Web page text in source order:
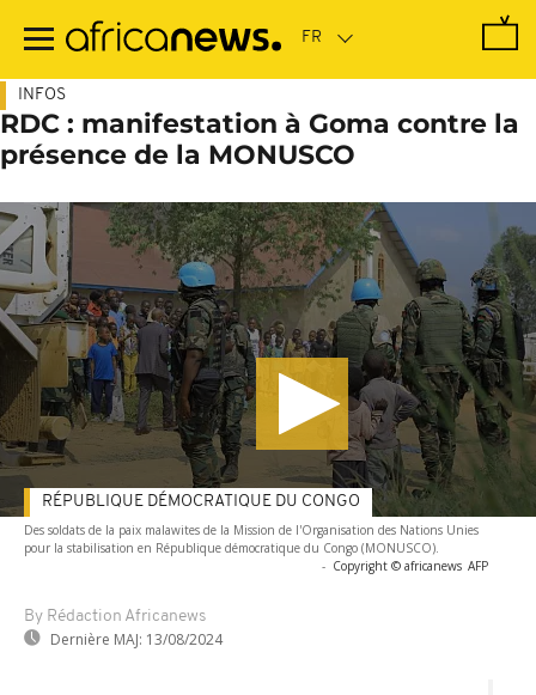
contenu
INFOS
RDC : manifestation à Goma contre la
présence de la MONUSCO
Des soldats de la paix malawites de la Mission de l'Organisation des Nations Unies
pour la stabilisation en République démocratique du Congo (MONUSCO).
- Copyright © africanews AFP
By Rédaction Africanews
Dernière MAJ: 13/08/2024
RÉPUBLIQUE DÉMOCRATIQUE DU CONGO